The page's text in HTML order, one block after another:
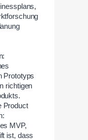
Prototyps
richtigen
Product
MVP,
ist, dass